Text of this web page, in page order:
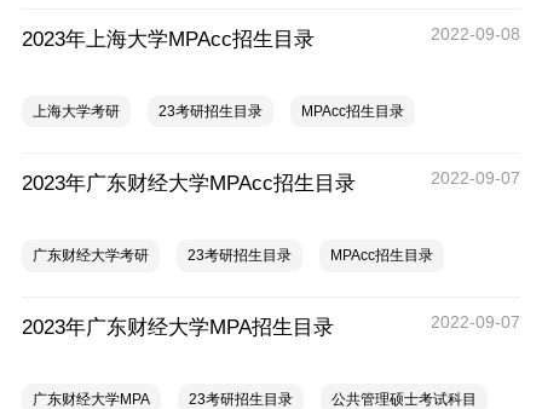
2023年上海大学MPAcc招生目录 2022-09-08
上海大学考研 23考研招生目录 MPAcc招生目录
2023年广东财经大学MPAcc招生目录 2022-09-07
广东财经大学考研 23考研招生目录 MPAcc招生目录
2023年广东财经大学MPA招生目录 2022-09-07
广东财经大学MPA 23考研招生目录 公共管理硕士考试科目